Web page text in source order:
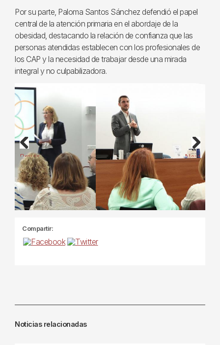
Por su parte, Paloma Santos Sánchez defendió el papel
central de la atención primaria en el abordaje de la
obesidad, destacando la relación de confianza que las
personas atendidas establecen con los profesionales de
los CAP y la necesidad de trabajar desde una mirada
integral y no culpabilizadora.
Previous Next
Compartir:
Noticias relacionadas